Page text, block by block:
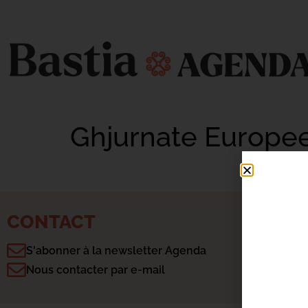
Ghjurnate
CONTACT
S'abonner à la newsletter Agenda
Nous contacter par e-mail